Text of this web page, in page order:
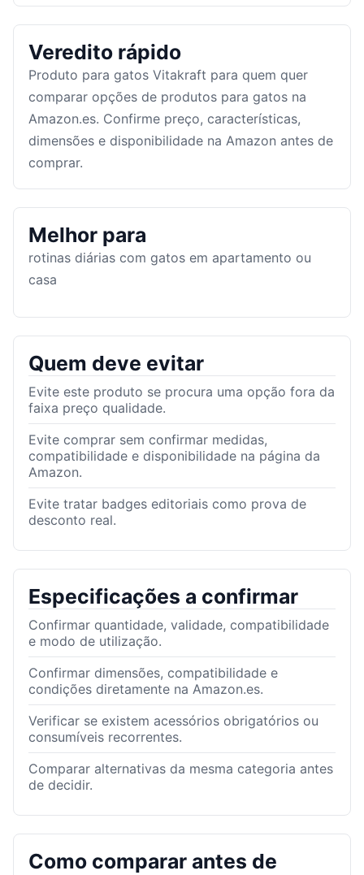
Veredito rápido
Produto para gatos Vitakraft para quem quer
comparar opções de produtos para gatos na
Amazon.es. Confirme preço, características,
dimensões e disponibilidade na Amazon antes de
comprar.
Melhor para
rotinas diárias com gatos em apartamento ou
casa
Quem deve evitar
Evite este produto se procura uma opção fora da
faixa preço qualidade.
Evite comprar sem confirmar medidas,
compatibilidade e disponibilidade na página da
Amazon.
Evite tratar badges editoriais como prova de
desconto real.
Especificações a confirmar
Confirmar quantidade, validade, compatibilidade
e modo de utilização.
Confirmar dimensões, compatibilidade e
condições diretamente na Amazon.es.
Verificar se existem acessórios obrigatórios ou
consumíveis recorrentes.
Comparar alternativas da mesma categoria antes
de decidir.
Como comparar antes de